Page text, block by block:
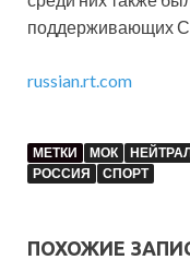
поддерживающих
russian.rt.com
МЕТКИ МОК
РОССИЯ
СПОРТ
ПОХОЖИЕ